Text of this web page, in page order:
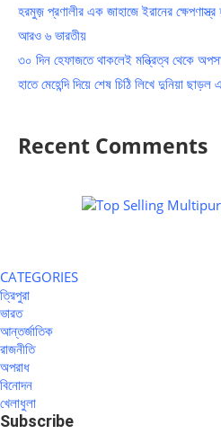
হরমুজ় প্রণালীর এক জাহাজে ইরানের
আরও ৬ ভারতীয়
৩০ দিন হেফাজতে থাকলেই মন্ত্রিত্ব থেকে
হাতে মেহেন্দি দিয়ে শেষ চিঠি লিখে দুনিয়া
Recent Comments
CATEGORIES
ত্রিপুরা
ভারত
আন্তর্জাতিক
রাজনীতি
অপরাধ
বিনোদন
খেলাধুলা
Subscribe